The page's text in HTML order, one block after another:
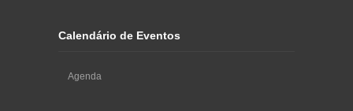
Calendário de Eventos
Agenda